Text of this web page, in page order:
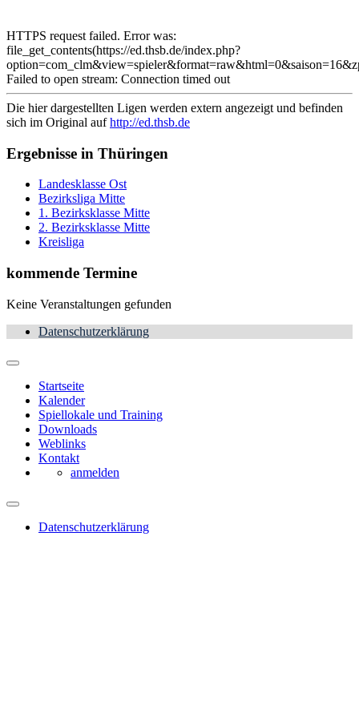
HTTPS request failed. Error was:
file_get_contents(https://ed.thsb.de/index.php?
Failed to open stream: Connection timed out
Die hier dargestellten Ligen werden extern angezeigt und befinden
sich im Original aufhttp://ed.thsb.de
Ergebnisse in Thüringen
Landesklasse Ost
Bezirksliga Mitte
1. Bezirksklasse Mitte
2. Bezirksklasse Mitte
Kreisliga
kommende Termine
Keine Veranstaltungen gefunden
Datenschutzerklärung
Startseite
Kalender
Spiellokale und Training
Downloads
Weblinks
Kontakt
anmelden
Datenschutzerklärung